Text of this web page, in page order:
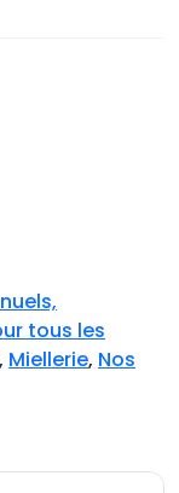
tous les
, Miellerie, Nos